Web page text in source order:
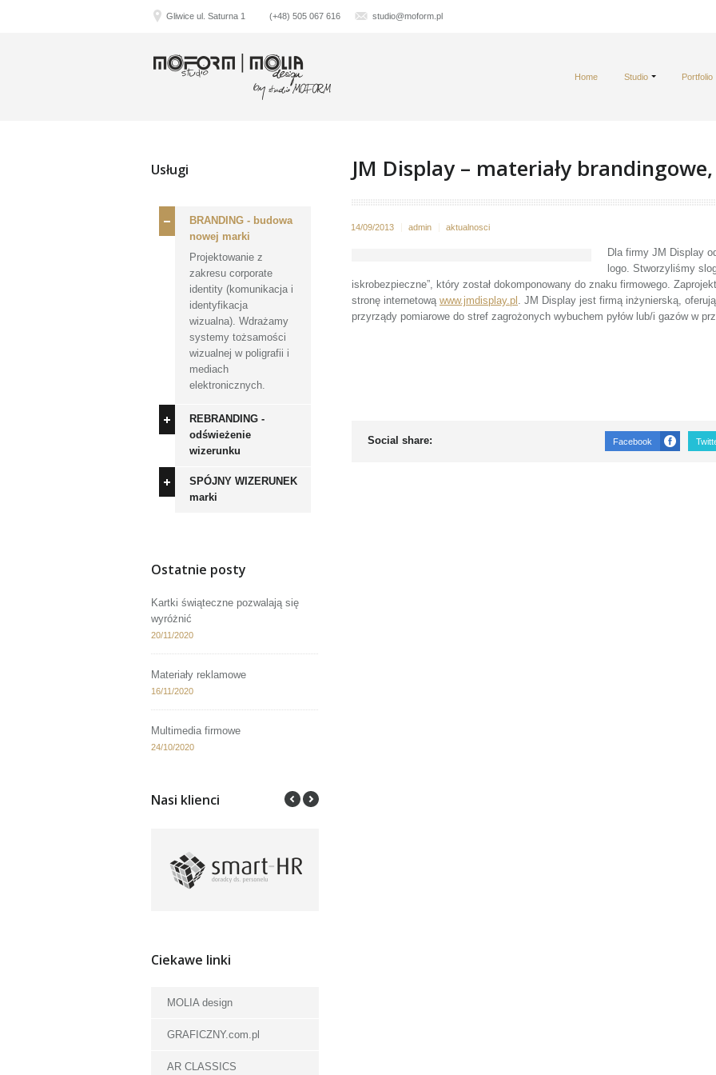
Gliwice ul. Saturna 1 (+48) 505 067 616 studio@moform.pl
Home Studio Portfolio
JM Display – materiały
14/09/2013 admin aktualnosci
Dla firmy JM Display
logo. Stworzyliśmy
iskrobezpieczne”, który został dokomponowany do znaku firmowego.
stronę internetową www.jmdisplay.pl . JM Display jest firmą inżynierską,
przyrządy pomiarowe do stref zagrożonych wybuchem pyłów lub/i gazów w
Social share: Facebook
Usługi
BRANDING - budowa
nowej marki
Projektowanie z
zakresu corporate
identity (komunikacja i
identyfikacja
wizualna). Wdrażamy
systemy tożsamości
wizualnej w poligrafii i
mediach
elektronicznych.
REBRANDING -
odświeżenie
wizerunku
SPÓJNY WIZERUNEK
marki
Ostatnie posty
Kartki świąteczne pozwalają się
wyróżnić
20/11/2020
Materiały reklamowe
16/11/2020
Multimedia firmowe
24/10/2020
Nasi klienci
Ciekawe linki
MOLIA design
GRAFICZNY.com.pl
AR CLASSICS